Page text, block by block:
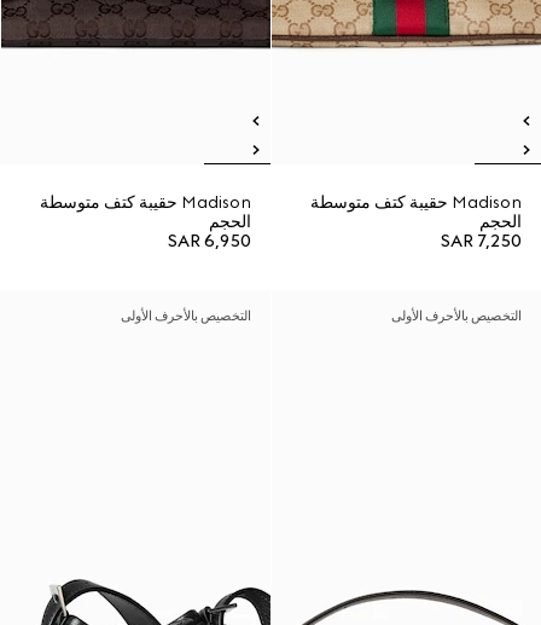
Madison حقيبة كتف متوسطة
الحجم
SAR 7,250
Madison حقيبة كتف متوسطة
الحجم
SAR 6,950
التخصيص بالأحرف الأولى التخصيص بالأحرف الأولى